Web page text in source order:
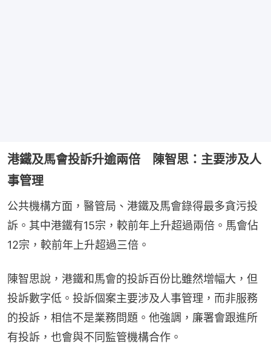
港鐵及馬會投訴升逾兩倍 陳智思：主要涉及人
事管理
公共機構方面，醫管局、港鐵及馬會錄得最多貪污投
訴。其中港鐵有15宗，較前年上升超過兩倍。馬會佔
12宗，較前年上升超過三倍。
陳智思說，港鐵和馬會的投訴百份比雖然增幅大，但
投訴數字低。投訴個案主要涉及人事管理，而非服務
的投訴，相信不是業務問題。他強調，廉署會跟進所
有投訴，也會與不同監管機構合作。